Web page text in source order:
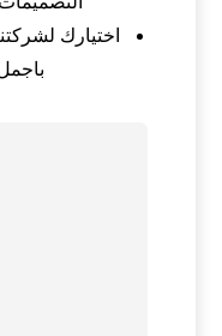
اختيارك